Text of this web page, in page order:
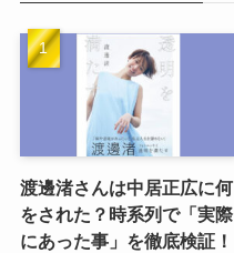
渡邊渚さんは中居正広に何
をされた？時系列で「実際
にあった事」を徹底検証！